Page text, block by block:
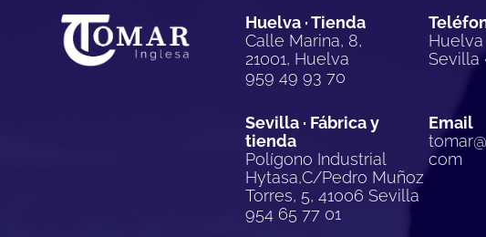
Huelva · Tienda
Calle Marina, 8,
21001, Huelva
959 49 93 70
Sevilla · Fábrica y
tienda
Polígono Industrial
Hytasa,C/Pedro Muñoz
Torres, 5, 41006 Sevilla
954 65 77 01
Huelva
Sevilla
Email
com